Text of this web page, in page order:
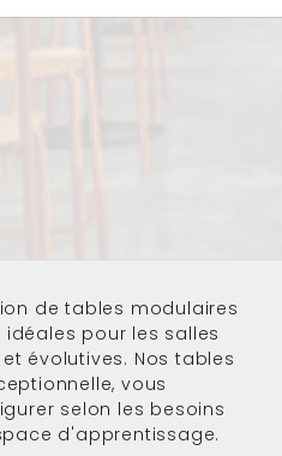
detables modulaires
idéales pour les salles
évolutives. Nos tables
vous
selon les besoins
d'apprentissage.